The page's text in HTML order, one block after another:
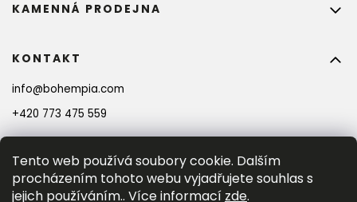
Tento web používá soubory cookie. Dalším
procházením tohoto webu vyjadřujete souhlas s
jejich používáním.. Více informací zde.
KONTAKT
info@bohempia.com
+420 773 475 559
KAMENNÁ PRODEJNA